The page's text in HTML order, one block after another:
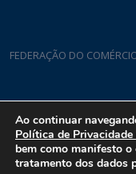
FEDERAÇÃO DO
Rua Padre João
Ao continuar
Política de Privacidade
bem como manifesto
tratamento dos dados